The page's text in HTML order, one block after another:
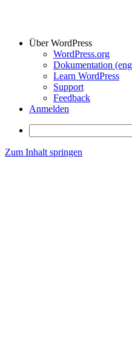
Über WordPress
WordPress.org
Dokumentation
Learn WordPress
Support
Feedback
Anmelden
Zum Inhalt springen